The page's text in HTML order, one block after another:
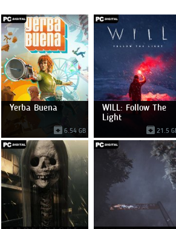
Yerba Buena
6.54 GB
WILL: Follow The
Light
21.5